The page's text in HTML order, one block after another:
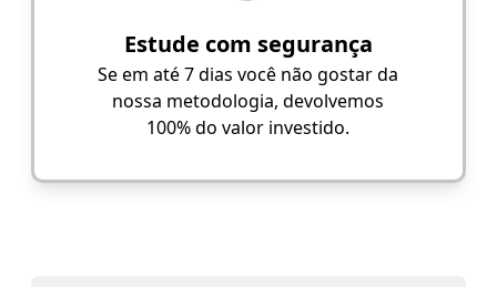
Estude com segurança
Se em até 7 dias você não gostar da
nossa metodologia, devolvemos
100% do valor investido.